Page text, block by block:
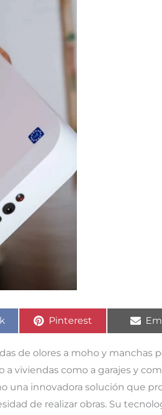
Compartir
Pinterest
de olores a moho y manchas
viviendas como a garajes y
una innovadora solución que
de realizar obras. Su